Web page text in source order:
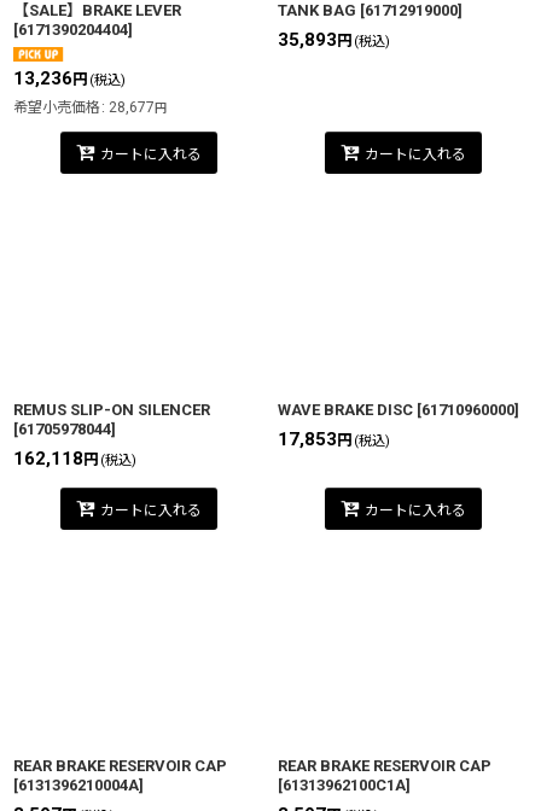
【SALE】BRAKE LEVER
[6171390204404]
13,236 円 (税込)
希望小売価格 : 28,677 円
カートに入れる
TANK BAG [61712919000]
35,893 円 (税込)
カートに入れる
REMUS SLIP-ON SILENCER
[61705978044]
162,118 円 (税込)
カートに入れる
WAVE BRAKE DISC [61710960000]
17,853 円 (税込)
カートに入れる
REAR BRAKE RESERVOIR CAP
[6131396210004A]
REAR BRAKE RESERVOIR CAP
[61313962100C1A]